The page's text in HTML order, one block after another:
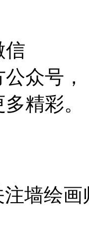
信
众号，
精彩。
墙绘画